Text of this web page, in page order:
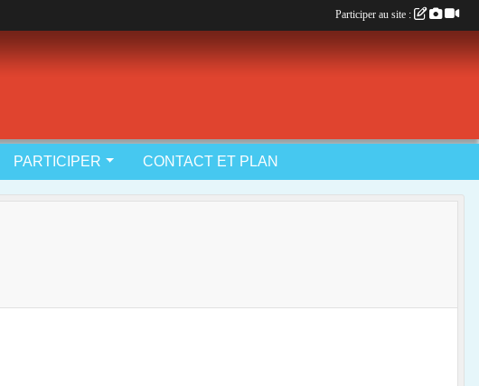
PARTICIPER CONTACT ET PLAN
Participer au site :